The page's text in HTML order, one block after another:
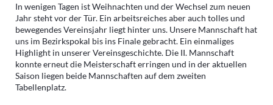
In wenigen Tagen ist Weihnachten und der Wechsel zum neuen
Jahr steht vor der Tür. Ein arbeitsreiches aber auch tolles und
bewegendes Vereinsjahr liegt hinter uns. Unsere Mannschaft hat
uns im Bezirkspokal bis ins Finale gebracht. Ein einmaliges
Highlight in unserer Vereinsgeschichte. Die II. Mannschaft
konnte erneut die Meisterschaft erringen und in der aktuellen
Saison liegen beide Mannschaften auf dem zweiten
Tabellenplatz.